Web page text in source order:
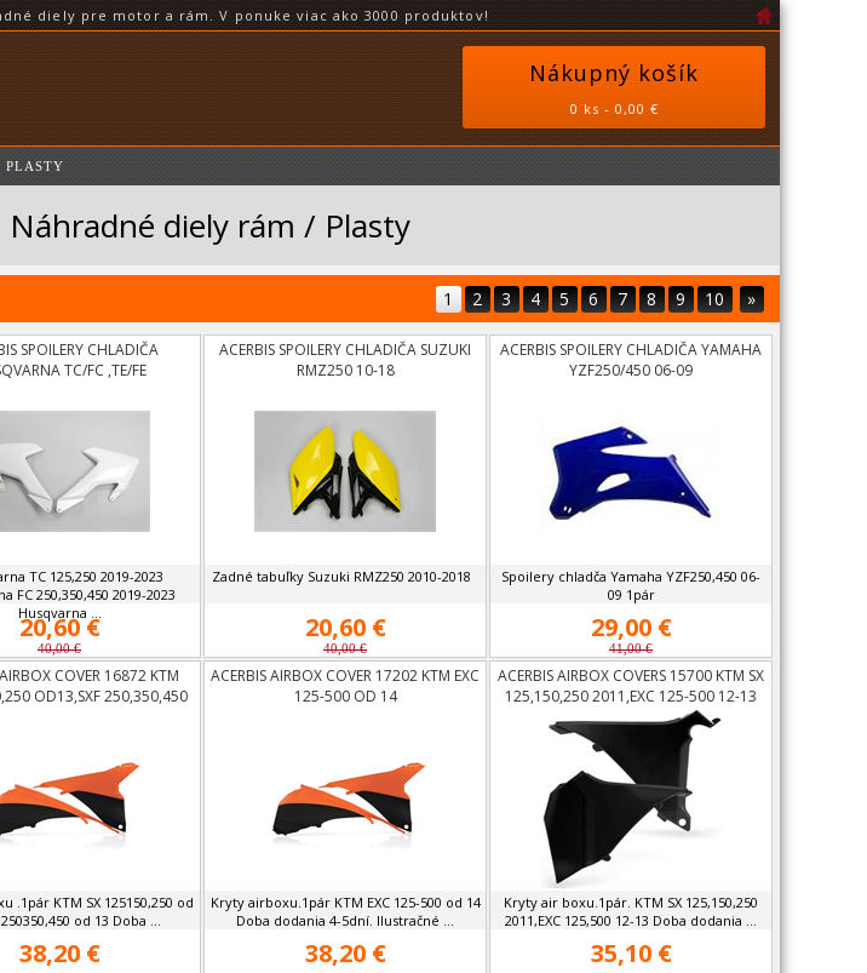
diely pre motor a rám. V ponuke viac ako 3000 produktov!
Nákupný košík
0 ks - 0,00 €
PLASTY
Náhradné diely rám / Plasty
1 2 3 4 5 6 7 8 9 10 »
SPOILERY CHLADIČA
TC/FC ,TE/FE
TC 125,250 2019-2023
FC 250,350,450 2019-2023
Husqvarna ...
20,60 €
40,00 €
ACERBIS SPOILERY CHLADIČA SUZUKI
RMZ250 10-18
Zadné tabuľky Suzuki RMZ250 2010-2018
20,60 €
40,00 €
ACERBIS SPOILERY CHLADIČA YAMAHA
YZF250/450 06-09
Spoilery chladča Yamaha YZF250,450 06-
09 1pár
29,00 €
41,00 €
COVER 16872 KTM
OD13,SXF 250,350,450
.1pár KTM SX 125150,250 od
250350,450 od 13 Doba ...
38,20 €
ACERBIS AIRBOX COVER 17202 KTM EXC
125-500 OD 14
Kryty airboxu.1pár KTM EXC 125-500 od 14
Doba dodania 4-5dní. Ilustračné ...
38,20 €
ACERBIS AIRBOX COVERS 15700 KTM SX
125,150,250 2011,EXC 125-500 12-13
Kryty air boxu.1pár. KTM SX 125,150,250
2011,EXC 125,500 12-13 Doba dodania ...
35,10 €